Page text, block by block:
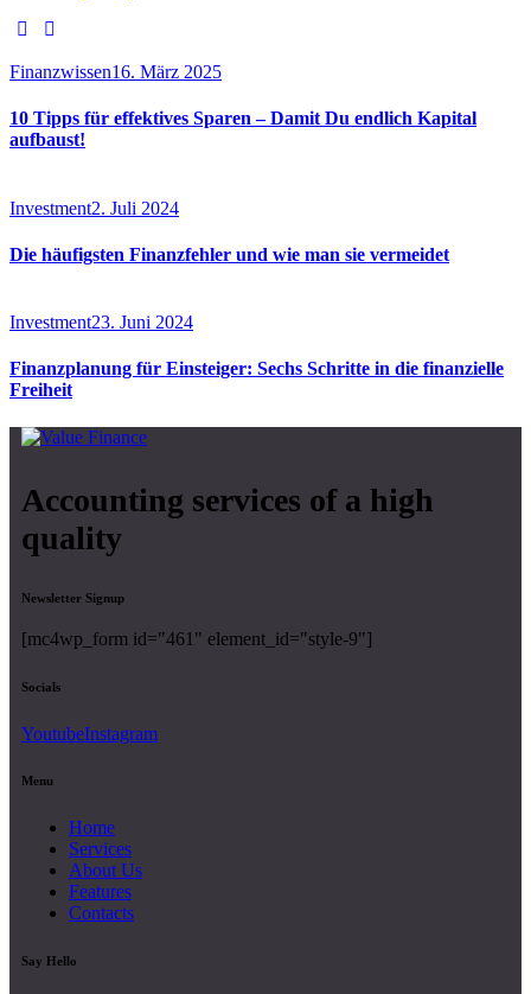
Finanzwissen16. März 2025
10 Tipps für effektives Sparen – Damit Du endlich Kapital
aufbaust!
Investment2. Juli 2024
Die häufigsten Finanzfehler und wie man sie vermeidet
Investment23. Juni 2024
Finanzplanung für Einsteiger: Sechs Schritte in die finanzielle
Freiheit
Accounting services of a high
quality
Newsletter Signup
[mc4wp_form id="461" element_id="style-9"]
Socials
YoutubeInstagram
Menu
Home
Services
About Us
Features
Contacts
Say Hello